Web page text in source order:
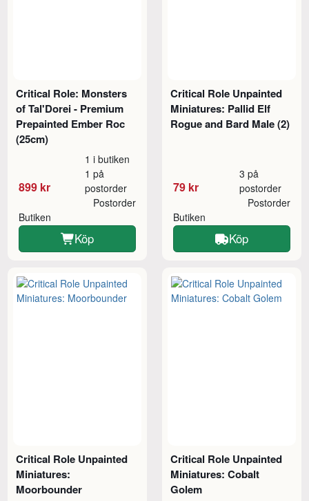
Critical Role: Monsters
of Tal'Dorei - Premium
Prepainted Ember Roc
(25cm)
899 kr
1 i butiken
1 på
postorder
Butiken
Postorder
Köp
Critical Role Unpainted
Miniatures: Pallid Elf
Rogue and Bard Male (2)
79 kr
3 på
postorder
Butiken
Postorder
Köp
Critical Role Unpainted
Miniatures:
Moorbounder
Critical Role Unpainted
Miniatures: Cobalt
Golem